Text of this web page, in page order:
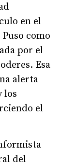
en el
como
por el
Esa
alerta
los
el
del